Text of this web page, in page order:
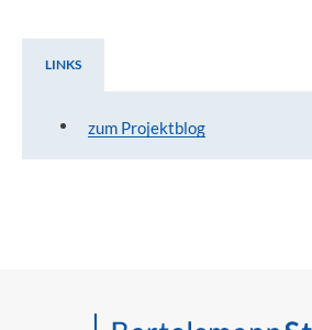
LINKS
Linkszum Projektblog